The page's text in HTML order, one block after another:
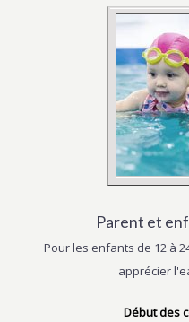
Parent et
Pour les enfants de 12 à
apprécier
Début des